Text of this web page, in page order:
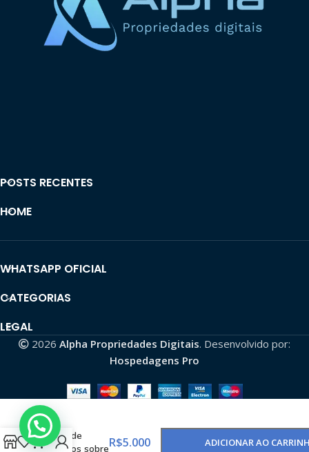
POSTS RECENTES
HOME
WHATSAPP OFICIAL
CATEGORIAS
LEGAL
2026 Alpha Propriedades Digitais. Desenvolvido por:
Hospedagens Pro
Canal
YouTube com
5,08k de
inscritos sobreR$5.000 ADICIONAR AO